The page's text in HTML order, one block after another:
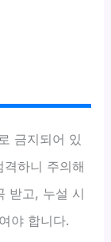
금지되어 있
격하니 주의해
받고, 누설 시
야 합니다.